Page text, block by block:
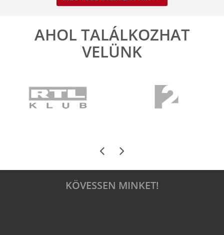
ELOLVASOM
AHOL TALÁLKOZHAT
VELÜNK
KÖVESSEN MINKET!